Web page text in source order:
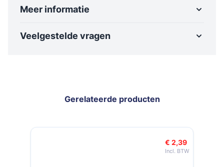
Meer informatie
Veelgestelde vragen
Gerelateerde producten
Navigeren door de elementen van de carrousel is mogelijk met
Druk om carrousel over te slaan
Druk op om naar carrouselnavigatie te gaan